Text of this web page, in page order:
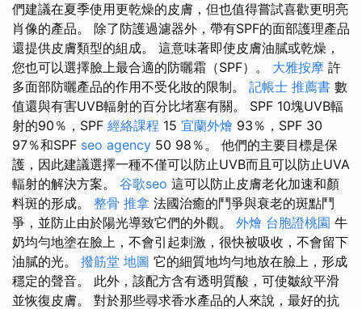
們建議在夏季使用更乾燥的皮膚，但也值得嘗試喜歡更明亮
肖像的產品。 除了防護過濾器外，帶有SPF的面部護理產品
還提供皮膚類型的組成。 這意味著即使皮膚油膩或乾燥，
您也可以選擇臉上最合適的防曬霜（SPF）。 大雅按摩 許
多面部防曬產品的作用不受化妝的限制。 記帳士 推薦書 數
值還與有害UVB輻射的百分比堵塞有關。 SPF 10塊UVB輻
射的90％，SPF 經絡課程 15 宜蘭外燴 93％，SPF 30
97％和SPF seo agency 50 98％。 他們的主要目標是保
護，因此建議選擇一種不僅可以防止UVB而且可以防止UVA
輻射的解決方案。 谷歌seo 這可以防止皮膚老化加速和顏
料斑的形成。 整骨 推拿 法國治癒的鬥爭與衰老的斑點鬥
爭，並防止由於陽光導致它們的外觀。 外燴 台胞證桃園 牛
奶均勻地塗在臉上，不會引起刺激，很快被吸收，不會留下
油膩的光。 撥筋堂 地圖 它的細質地均勻地放在臉上，形成
穩定的聲音。 此外，該配方含有透明質酸，可使皺紋平滑
並恢復皮膚。 對於那些尋求香水產品的人來說，最好的抗